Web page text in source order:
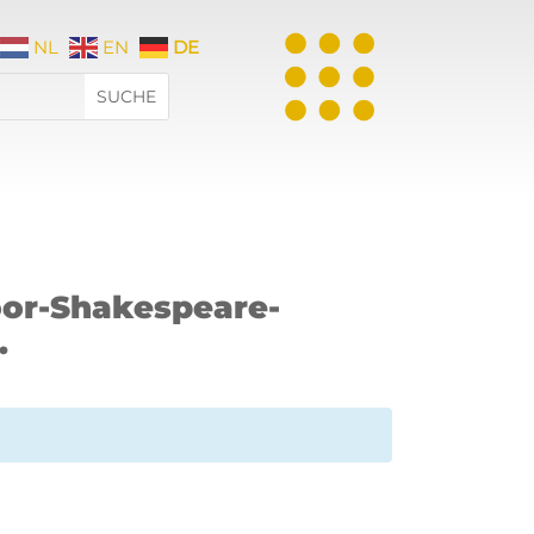
NL EN DE
Shakespeare-